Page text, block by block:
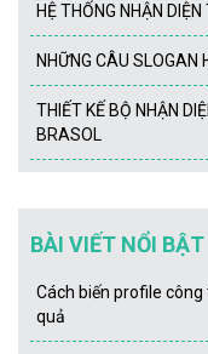
HỆ THỐNG NHẬN
NHỮNG CÂU SLOGAN
THIẾT KẾ BỘ NHẬN
BRASOL
BÀI VIẾT NỔI BẬT
Cách biến profile
quả